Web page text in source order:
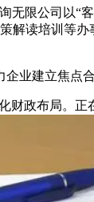
限公司以“客
解读培训等
建立焦点合
政布局。正在